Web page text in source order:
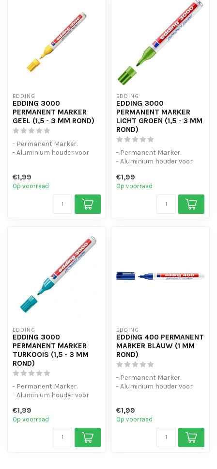
EDDING
EDDING 3000
PERMANENT MARKER
GEEL (1,5 - 3 MM ROND)
- Permanent Marker.
- Aluminium houder voor
€1,99
Op voorraad
EDDING
EDDING 3000
PERMANENT MARKER
LICHT GROEN (1,5 - 3 MM
ROND)
- Permanent Marker.
- Aluminium houder voor
- Zelfs natte e...
€1,99
Op voorraad
EDDING
EDDING 3000
PERMANENT MARKER
TURKOOIS (1,5 - 3 MM
ROND)
- Permanent Marker.
- Aluminium houder voor
- Zelfs natte e...
€1,99
Op voorraad
EDDING
EDDING 400 PERMANENT
MARKER BLAUW (1 MM
ROND)
- Permanent Marker.
- Aluminium houder voor
€1,99
Op voorraad